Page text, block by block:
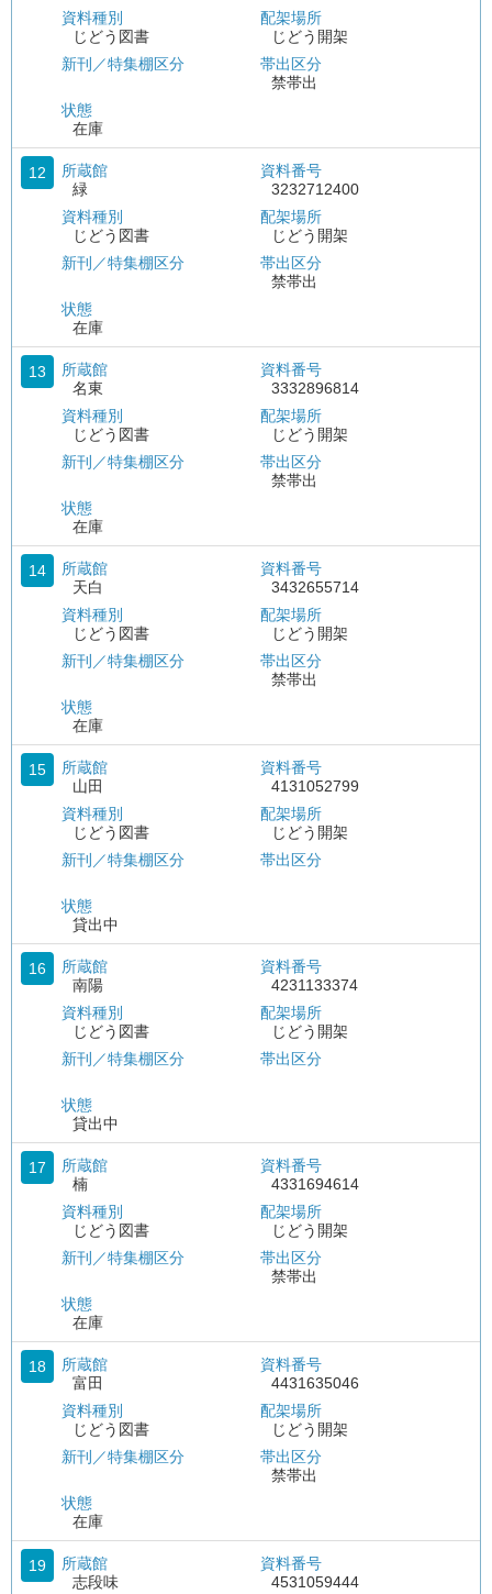
資料種別
じどう図書
新刊／特集棚区分
状態
在庫
配架場所
じどう開架
帯出区分
禁帯出
12
所蔵館
緑
資料種別
じどう図書
新刊／特集棚区分
状態
在庫
資料番号
3232712400
配架場所
じどう開架
帯出区分
禁帯出
13
所蔵館
名東
資料種別
じどう図書
新刊／特集棚区分
状態
在庫
資料番号
3332896814
配架場所
じどう開架
帯出区分
禁帯出
14
所蔵館
天白
資料種別
じどう図書
新刊／特集棚区分
状態
在庫
資料番号
3432655714
配架場所
じどう開架
帯出区分
禁帯出
15
所蔵館
山田
資料種別
じどう図書
新刊／特集棚区分
状態
貸出中
資料番号
4131052799
配架場所
じどう開架
帯出区分
16
所蔵館
南陽
資料種別
じどう図書
新刊／特集棚区分
状態
貸出中
資料番号
4231133374
配架場所
じどう開架
帯出区分
17
所蔵館
楠
資料種別
じどう図書
新刊／特集棚区分
状態
在庫
資料番号
4331694614
配架場所
じどう開架
帯出区分
禁帯出
18
所蔵館
富田
資料種別
じどう図書
新刊／特集棚区分
状態
在庫
資料番号
4431635046
配架場所
じどう開架
帯出区分
禁帯出
19
所蔵館
志段味
資料番号
4531059444